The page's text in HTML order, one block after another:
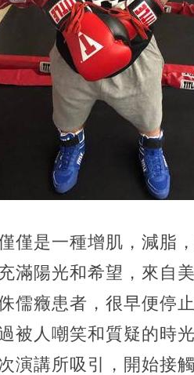
僅是一種增肌，減脂
滿陽光和希望，來自
儒癥患者，很早便停
被人嘲笑和質疑的時
演講所吸引，開始接